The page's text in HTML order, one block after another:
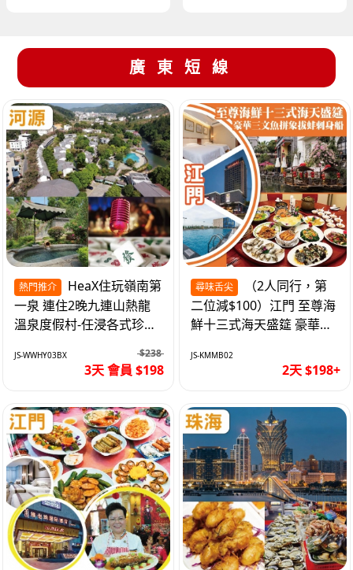
廣東短線
熱門推介
一泉 連住2晚九連山熱龍
溫泉度假村-任浸各式珍稀
JS-WWHY03BX $238
3天 會員 $198
尋味舌尖
二位減$100）江門 至尊海
鮮十三式海天盛筵 豪華三
2天
JS-KMMB02
2天 $198+